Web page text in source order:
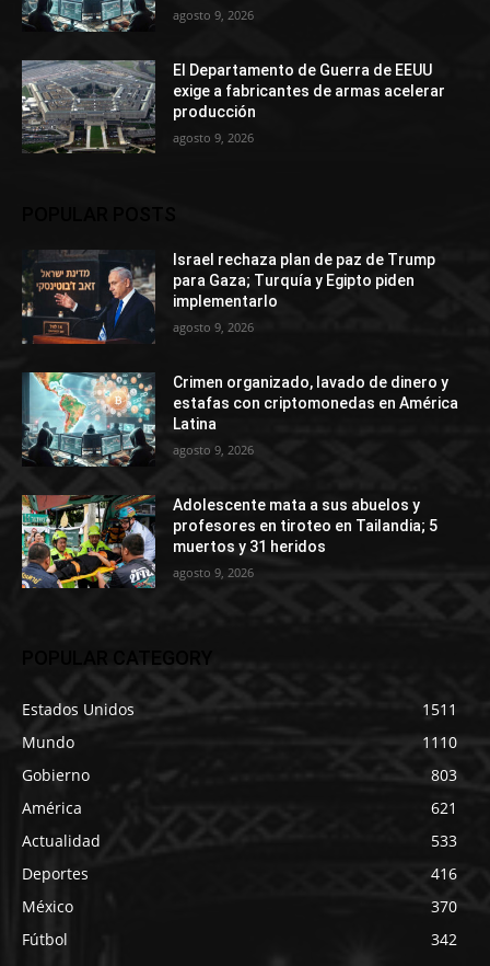
agosto 9, 2026
El Departamento de Guerra de EEUU
exige a fabricantes de armas acelerar
producción
agosto 9, 2026
Israel rechaza plan de paz de Trump
para Gaza; Turquía y Egipto piden
implementarlo
agosto 9, 2026
Crimen organizado, lavado de dinero y
estafas con criptomonedas en América
Latina
agosto 9, 2026
Adolescente mata a sus abuelos y
profesores en tiroteo en Tailandia; 5
muertos y 31 heridos
agosto 9, 2026
POPULAR CATEGORY
Estados Unidos
1511
Mundo
1110
Gobierno
803
América
621
Actualidad
533
Deportes
416
México
370
Fútbol
342